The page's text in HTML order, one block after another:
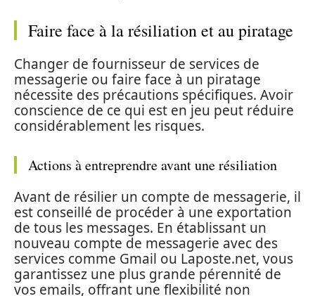
Faire face à la résiliation et au piratage
Changer de fournisseur de services de
messagerie ou faire face à un piratage
nécessite des précautions spécifiques. Avoir
conscience de ce qui est en jeu peut réduire
considérablement les risques.
Actions à entreprendre avant une résiliation
Avant de résilier un compte de messagerie, il
est conseillé de procéder à une exportation
de tous les messages. En établissant un
nouveau compte de messagerie avec des
services comme Gmail ou Laposte.net, vous
garantissez une plus grande pérennité de
vos emails, offrant une flexibilité non